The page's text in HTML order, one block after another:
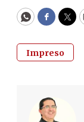
WhatsApp
Impreso